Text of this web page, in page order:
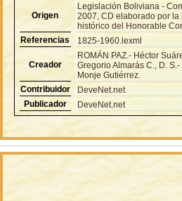
Origen
Legislación Boliviana -
2007, CD elaborado por
histórico del Honorable
Referencias
1825-1960.lexml
Creador
ROMÁN PAZ.- Héctor
Gregorio Almarás C., D.
Monje Gutiérrez.
Contribuidor
DeveNet.net
Publicador
DeveNet.net